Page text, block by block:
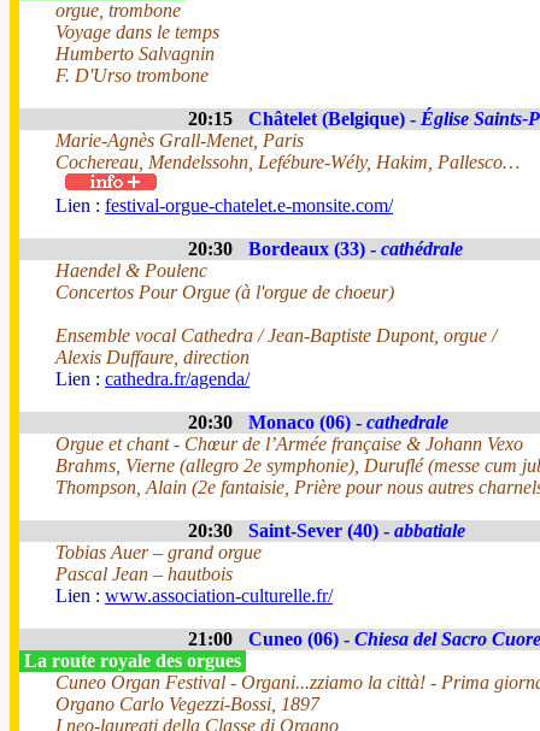
orgue, trombone
Voyage dans le temps
Humberto Salvagnin
F. D'Urso trombone
20:15 Châtelet (Belgique) - Église Saints-
Marie-Agnès Grall-Menet, Paris
Cochereau, Mendelssohn, Lefébure-Wély, Hakim, Pallesco…
Lien : festival-orgue-chatelet.e-monsite.com/
20:30 Bordeaux (33) - cathédrale
Haendel & Poulenc
Concertos Pour Orgue (à l'orgue de choeur)
Ensemble vocal Cathedra / Jean-Baptiste Dupont, orgue /
Alexis Duffaure, direction
Lien : cathedra.fr/agenda/
20:30 Monaco (06) - cathedrale
Orgue et chant - Chœur de l’Armée française & Johann Vexo
Brahms, Vierne (allegro 2e symphonie), Duruflé (messe cum
Thompson, Alain (2e fantaisie, Prière pour nous autres
20:30 Saint-Sever (40) - abbatiale
Tobias Auer – grand orgue
Pascal Jean – hautbois
Lien : www.association-culturelle.fr/
21:00 Cuneo (06) - Chiesa del Sacro Cuore
La route royale des orgues
Cuneo Organ Festival - Organi...zziamo la città! - Prima
Organo Carlo Vegezzi-Bossi, 1897
I neo-laureati della Classe di Organo